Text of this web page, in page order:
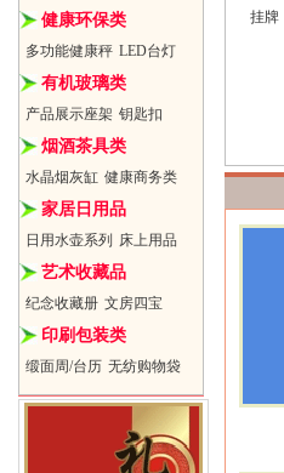
健康环保类
多功能健康秤 LED台灯
有机玻璃类
产品展示座架 钥匙扣
烟酒茶具类
水晶烟灰缸 健康商务类
家居日用品
日用水壶系列 床上用品
艺术收藏品
纪念收藏册 文房四宝
印刷包装类
缎面周/台历 无纺购物袋
挂牌